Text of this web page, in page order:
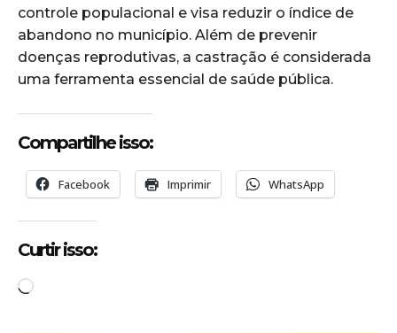
controle populacional e visa reduzir o índice de
abandono no município. Além de prevenir
doenças reprodutivas, a castração é considerada
uma ferramenta essencial de saúde pública.
Compartilhe isso:
Facebook Imprimir WhatsApp
Curtir isso:
C